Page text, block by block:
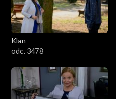
701–800
601–700
501–600
401–500
Klan
odc. 3478